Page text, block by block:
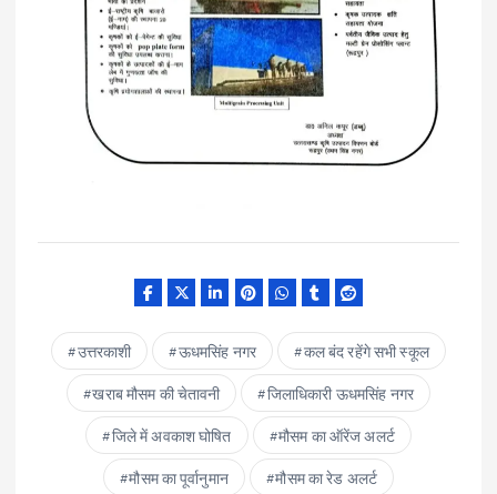
उत्तरकाशी ऊधमसिंह नगर
कल बंद रहेंगे सभी स्कूल
खराब मौसम की चेतावनी
जिलाधिकारी ऊधमसिंह नगर
जिले में अवकाश घोषित
मौसम का ऑरेंज अलर्ट
मौसम का पूर्वानुमान
मौसम का रेड अलर्ट